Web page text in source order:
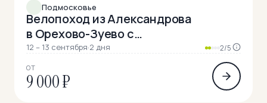
Подмосковье
Велопоход из Александрова
в Орехово-Зуево с
автосопровождением
12 – 13 сентября·2 дня 2/5
ОТ
9 000 ₽